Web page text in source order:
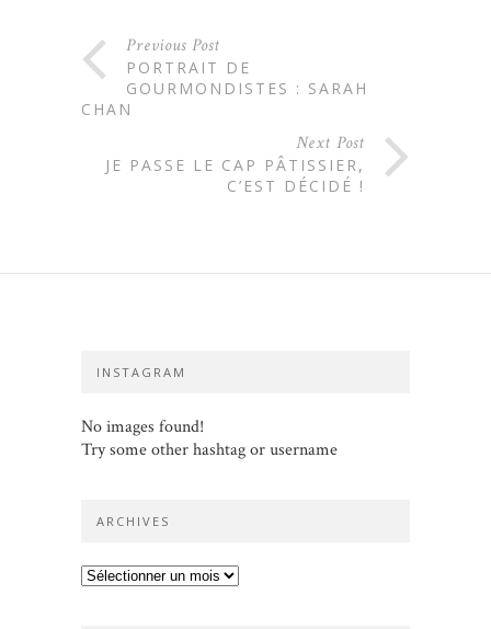
Previous Post
PORTRAIT DE
GOURMONDISTES : SARAH
CHAN
Next Post
JE PASSE LE CAP PÂTISSIER,
C’EST DÉCIDÉ !
INSTAGRAM
No images found!
Try some other hashtag or username
ARCHIVES
Archives